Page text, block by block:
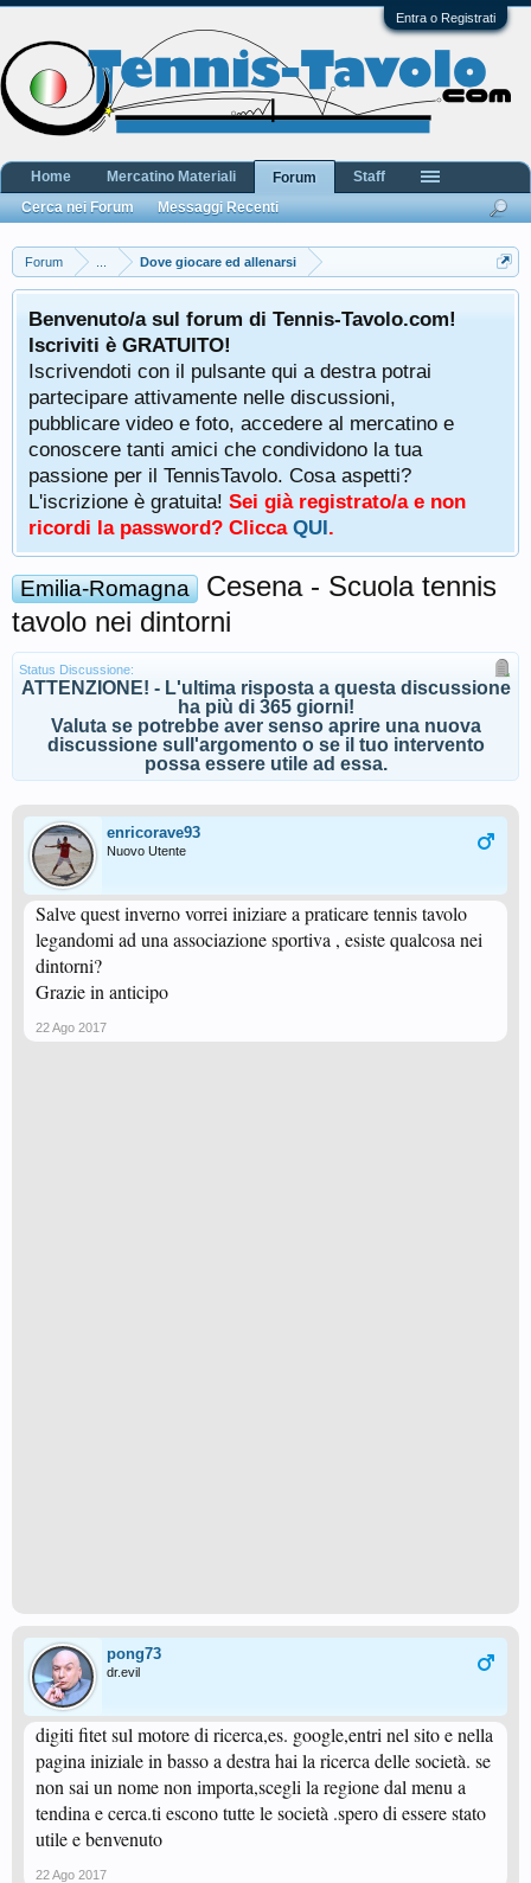
Entra o Registrati
Forum Dove giocare ed allenarsi
Benvenuto/a sul forum di Tennis-Tavolo.com!
Iscriviti è GRATUITO!
Iscrivendoti con il pulsante qui a destra potrai
partecipare attivamente nelle discussioni,
pubblicare video e foto, accedere al mercatino e
conoscere tanti amici che condividono la tua
passione per il TennisTavolo. Cosa aspetti?
L'iscrizione è gratuita! Sei già registrato/a e non
ricordi la password? Clicca QUI.
Emilia-Romagna
Cesena - Scuola tennis
tavolo nei dintorni
Status Discussione:
ATTENZIONE! - L'ultima risposta a questa discussione
ha più di 365 giorni!
Valuta se potrebbe aver senso aprire una nuova
discussione sull'argomento o se il tuo intervento
possa essere utile ad essa.
enricorave93
Nuovo Utente
Salve quest inverno vorrei iniziare a praticare tennis tavolo
legandomi ad una associazione sportiva , esiste qualcosa nei
dintorni?
Grazie in anticipo
22 Ago 2017
pong73
dr.evil
digiti fitet sul motore di ricerca,es. google,entri nel sito e nella
pagina iniziale in basso a destra hai la ricerca delle società. se
non sai un nome non importa,scegli la regione dal menu a
tendina e cerca.ti escono tutte le società .spero di essere stato
utile e benvenuto
22 Ago 2017
Home Mercatino Materiali
Forum
Cerca nei Forum
Messaggi Recenti
Staff